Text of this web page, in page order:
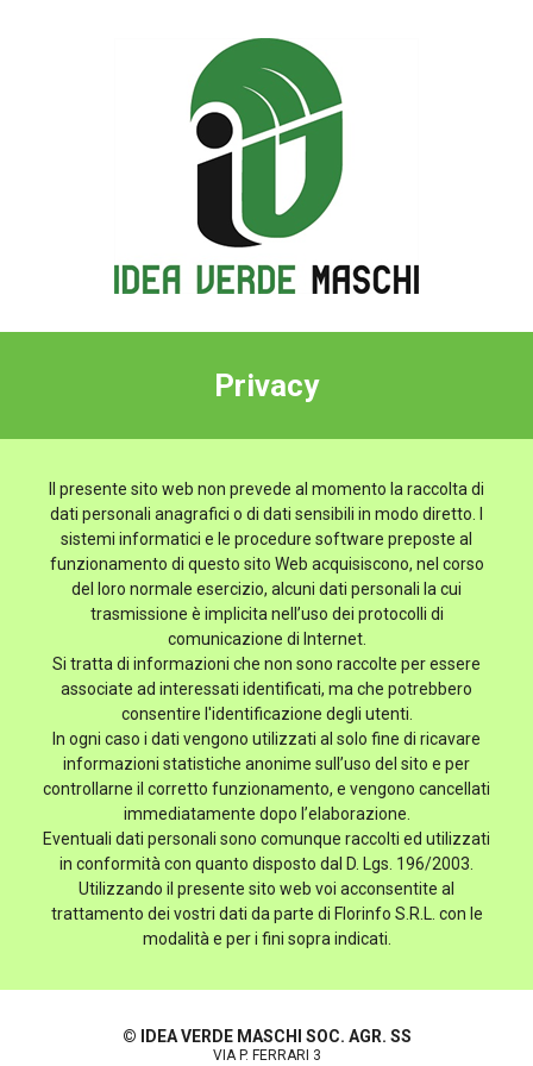
Privacy
Il presente sito web non prevede al momento la raccolta di
dati personali anagrafici o di dati sensibili in modo diretto. I
sistemi informatici e le procedure software preposte al
funzionamento di questo sito Web acquisiscono, nel corso
del loro normale esercizio, alcuni dati personali la cui
trasmissione è implicita nell’uso dei protocolli di
comunicazione di Internet.
Si tratta di informazioni che non sono raccolte per essere
associate ad interessati identificati, ma che potrebbero
consentire l'identificazione degli utenti.
In ogni caso i dati vengono utilizzati al solo fine di ricavare
informazioni statistiche anonime sull’uso del sito e per
controllarne il corretto funzionamento, e vengono cancellati
immediatamente dopo l’elaborazione.
Eventuali dati personali sono comunque raccolti ed utilizzati
in conformità con quanto disposto dal D. Lgs. 196/2003.
Utilizzando il presente sito web voi acconsentite al
trattamento dei vostri dati da parte di Florinfo S.R.L. con le
modalità e per i fini sopra indicati.
© IDEA VERDE MASCHI SOC. AGR. SS
VIA P. FERRARI 3